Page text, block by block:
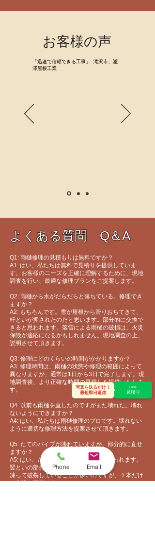
お客様の声
「迅速で信頼できる工事」- 滝沢市、瀧
澤屋根工業
よくある質問 Q＆A
Q1: 雨樋修理の見積もりは無料ですか？
A1: はい、私たちは無料で見積りを提供していま
す。お客様のニーズを正確に理解するために、現地
調査を行い、最適な修理プランをご提案します。
Q2: 雨樋から水がだらだらと落ちている。修理でき
ますか？
A2: もちろんです。雪が屋根から滑りおちてきて、
軒といが押されたのだと思います。部分的に交換で
きると思われます。落雪による雨樋の破損は、火災
保険が適応になるかもしれません​。現地調査の上、
説明させて頂きます。
Q3: 修理にどのくらいの時間がかかりますか？
A3: 修理時間は、雨樋の状態や修理の範囲によって
異なりますが、通常は1日から3日で完了します。現
地調査後、より正確な時間の見積りを提供いたしま
す。
Q4: 以前も雨樋を直したのですがまた壊れた。壊れ
ないようにできますか？
A4: はい、私たちは雨樋修理のプロです。壊れない
ように適切な修理方法を提案させて頂きます。
Q5: たてのパイプが壊れていますが、部分的に直せ
ますか？
A5: はい、たてのパイプは竪といだと思われます。
竪といの部分交換も可能です。
​凍って破裂していることが多いのですが、１本だけ
の交換も可能です。
Phone Email
写真を送るだけ！
最短即日返信
LINE
見積り